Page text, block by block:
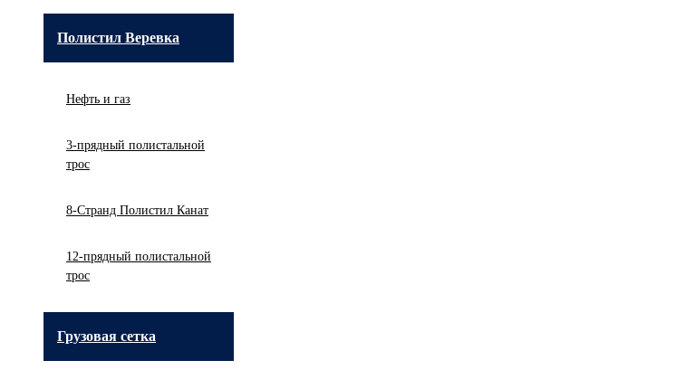
Полистил Веревка
Нефть и газ
3-прядный полистальной
трос
8-Странд Полистил Канат
12-прядный полистальной
трос
Грузовая сетка